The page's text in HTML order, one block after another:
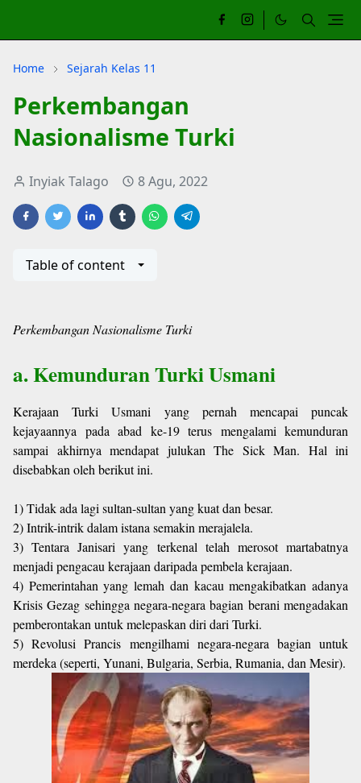
Home Sejarah Kelas 11
Perkembangan
Nasionalisme Turki
Inyiak Talago 8 Agu, 2022
Table of content
Perkembangan Nasionalisme Turki
a. Kemunduran Turki Usmani
Kerajaan Turki Usmani yang pernah mencapai puncak
kejayaannya pada abad ke-19 terus mengalami kemunduran
sampai akhirnya mendapat julukan The Sick Man. Hal ini
disebabkan oleh berikut ini.
1) Tidak ada lagi sultan-sultan yang kuat dan besar.
2) Intrik-intrik dalam istana semakin merajalela.
3) Tentara Janisari yang terkenal telah merosot martabatnya
menjadi pengacau kerajaan daripada pembela kerajaan.
4) Pemerintahan yang lemah dan kacau mengakibatkan adanya
Krisis Gezag sehingga negara-negara bagian berani mengadakan
pemberontakan untuk melepaskan diri dari Turki.
5) Revolusi Prancis mengilhami negara-negara bagian untuk
merdeka (seperti, Yunani, Bulgaria, Serbia, Rumania, dan Mesir).